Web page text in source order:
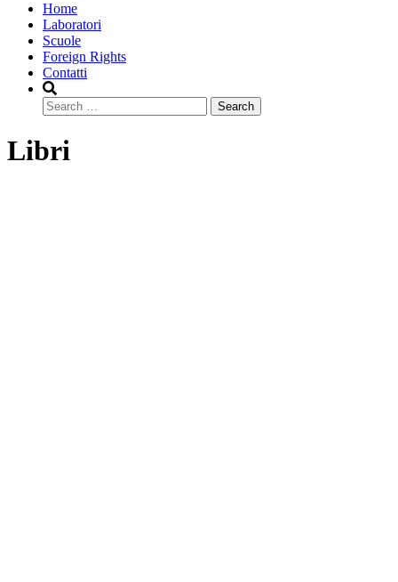
Home
Laboratori
Scuole
Foreign Rights
Contatti
Search
Libri